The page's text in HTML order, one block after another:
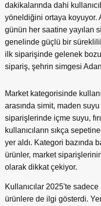
dakikalarında dahi kullanıcı
yöneldiğini ortaya koyuyor.
günün her saatine yayı lan
genelinde güç ü bir sü
ilk siparişinde gelenek
sipariş, şehrin simgesi
Market kategorisinde kullanı
arasında simit, maden suyu
sipariş lerinde içme suyu, fırı
kullanıcı ların sıkça
yer aldı. Kategori bazında
ürünler, market sipariş
olarak dikkatçekiyor.
Kullanıcı lar 2025'te
ürünlere de ilgi gösterdi.